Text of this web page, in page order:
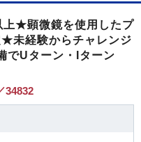
上★顕微鏡を使用したプ
★未経験からチャレンジ
でUターン・Iターン
34832